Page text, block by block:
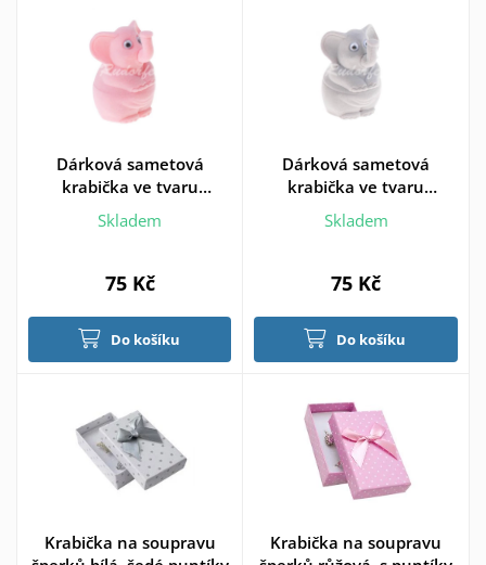
Dárková sametová
krabička ve tvaru
sloníčka
Skladem
75 Kč
Do košíku
Dárková sametová
krabička ve tvaru
sloníčka šedá
Skladem
75 Kč
Do košíku
Krabička na soupravu
Krabička na soupravu